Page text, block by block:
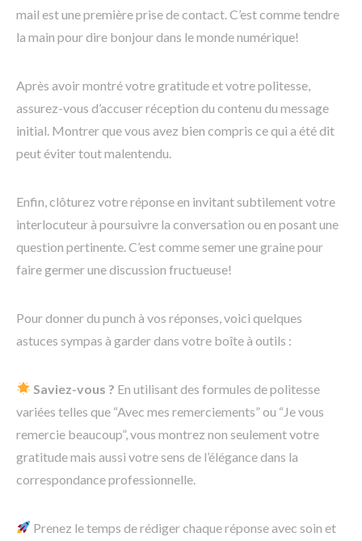
mail est une première prise de contact. C’est comme tendre
la main pour dire bonjour dans le monde numérique!
Après avoir montré votre gratitude et votre politesse,
assurez-vous d’accuser réception du contenu du message
initial. Montrer que vous avez bien compris ce qui a été dit
peut éviter tout malentendu.
Enfin, clôturez votre réponse en invitant subtilement votre
interlocuteur à poursuivre la conversation ou en posant une
question pertinente. C’est comme semer une graine pour
faire germer une discussion fructueuse!
Pour donner du punch à vos réponses, voici quelques
astuces sympas à garder dans votre boîte à outils :
Saviez-vous ? En utilisant des formules de politesse
variées telles que “Avec mes remerciements” ou “Je vous
remercie beaucoup”, vous montrez non seulement votre
gratitude mais aussi votre sens de l’élégance dans la
correspondance professionnelle.
Prenez le temps de rédiger chaque réponse avec soin et